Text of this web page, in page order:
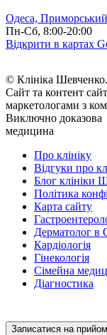
Одеса,
Пн-Сб, 8:00-20:00
Відкрити в картах
© Клініка Шевченко.
Сайт та контент
маркетологами з
Виключно доказова
медицина
Про клініку
Відгуки про
Блог клініки
Політика
Карта сайту
Дерматолог в
Кардіологія
Гінекологія
Сімейна
Діагностика
Записатися на прийом